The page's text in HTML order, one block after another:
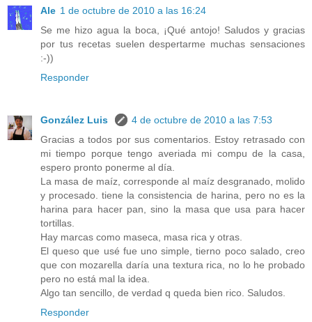
Ale 1 de octubre de 2010 a las 16:24
Se me hizo agua la boca, ¡Qué antojo! Saludos y gracias
por tus recetas suelen despertarme muchas sensaciones
:-))
Responder
González Luis
4 de octubre de 2010 a las 7:53
Gracias a todos por sus comentarios. Estoy retrasado con
mi tiempo porque tengo averiada mi compu de la casa,
espero pronto ponerme al día.
La masa de maíz, corresponde al maíz desgranado, molido
y procesado. tiene la consistencia de harina, pero no es la
harina para hacer pan, sino la masa que usa para hacer
tortillas.
Hay marcas como maseca, masa rica y otras.
El queso que usé fue uno simple, tierno poco salado, creo
que con mozarella daría una textura rica, no lo he probado
pero no está mal la idea.
Algo tan sencillo, de verdad q queda bien rico. Saludos.
Responder